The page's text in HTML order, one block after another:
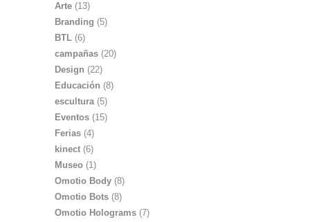
Arte (13)
Branding (5)
BTL (6)
campañas (20)
Design (22)
Educación (8)
escultura(5)
Eventos (15)
Ferias (4)
kinect (6)
Museo (1)
Omotio Body (8)
Omotio Bots (8)
Omotio Holograms (7)